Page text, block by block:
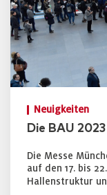
Neuigkeiten
Die BAU
Die Messe
auf den 17. bis
Hallenstruktur